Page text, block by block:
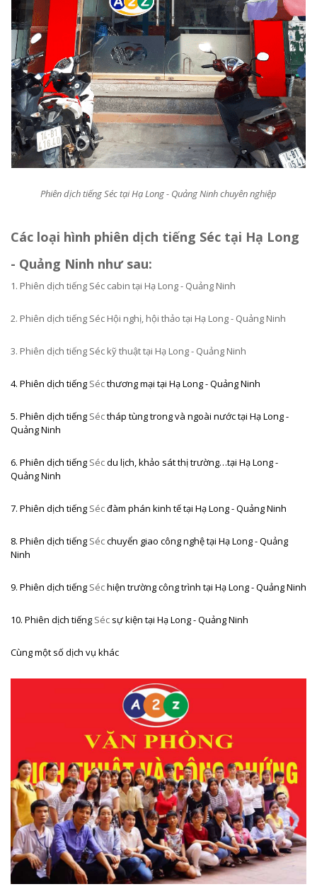
Phiên dịch tiếng Séc tại Hạ Long - Quảng Ninh chuyên nghiệp
Các loại hình phiên dịch tiếng Séc tại Hạ Long
- Quảng Ninh như sau:
1. Phiên dịch tiếng Séc cabin tại Hạ Long - Quảng Ninh
2. Phiên dịch tiếng Séc Hội nghị, hội thảo tại Hạ Long - Quảng Ninh
3. Phiên dịch tiếng Séc kỹ thuật tại Hạ Long - Quảng Ninh
4. Phiên dịch tiếng Sécthương mại tại Hạ Long - Quảng Ninh
5. Phiên dịch tiếng Séctháp tùng trong và ngoài nướctại Hạ Long -
Quảng Ninh
6. Phiên dịch tiếng Sécdu lịch, khảo sát thị trường…tại Hạ Long -
Quảng Ninh
7. Phiên dịch tiếng Sécđàm phán kinh tếtại Hạ Long - Quảng Ninh
8. Phiên dịch tiếng Sécchuyển giao công nghệ tại Hạ Long - Quảng
Ninh
9. Phiên dịch tiếng Séchiện trường công trình tại Hạ Long - Quảng Ninh
10. Phiên dịch tiếng Séc sự kiện tại Hạ Long - Quảng Ninh
Cùng một số dịch vụ khác